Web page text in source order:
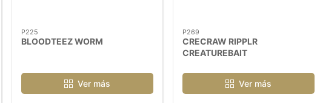
P225
BLOODTEEZ WORM
Ver más
P269
CRECRAW RIPPLR
CREATUREBAIT
Ver más